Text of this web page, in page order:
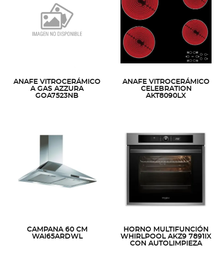
ANAFE VITROCERÁMICO
A GAS AZZURA
GOA7523NB
ANAFE VITROCERÁMICO
CELEBRATION
AKT8090LX
CAMPANA 60 CM
WAI65ARDWL
HORNO MULTIFUNCIÓN
WHIRLPOOL AKZ9 7891IX
CON AUTOLIMPIEZA